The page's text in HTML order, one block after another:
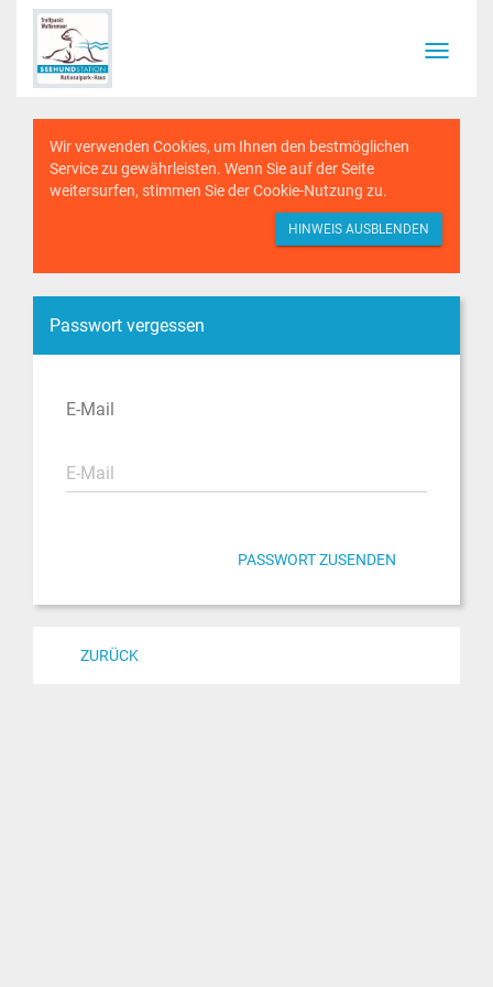
Wir verwenden Cookies, um Ihnen den bestmöglichen
Service zu gewährleisten. Wenn Sie auf der Seite
weitersurfen, stimmen Sie derCookie-Nutzung zu.
HINWEIS AUSBLENDEN
Passwort vergessen
E-Mail
ZURÜCK